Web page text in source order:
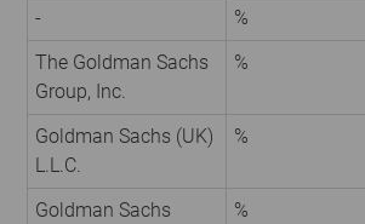
- %
The Goldman Sachs
Group, Inc.
%
Goldman Sachs (UK)
L.L.C.
%
Goldman Sachs
%